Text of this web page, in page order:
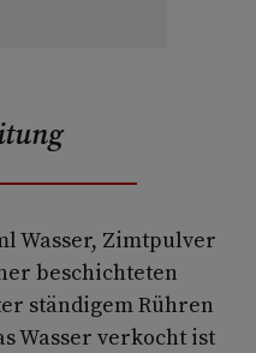
Wasser, Zimtpulver
beschichteten
ständigem Rühren
Wasser verkocht ist